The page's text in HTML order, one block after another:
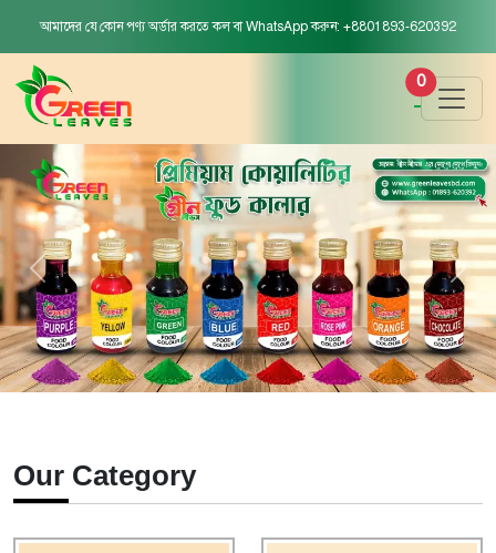
আমাদের যে কোন পণ্য অর্ডার করতে কল বা WhatsApp করুন: +8801893-620392
0
Our Category